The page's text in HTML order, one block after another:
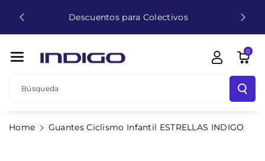
Directamente
Península y Baleares)
Búsqueda
0
Home Guantes Ciclismo Infantil ESTRELLAS INDIGO
Ir